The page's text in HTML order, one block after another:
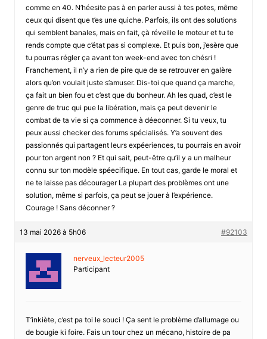
comme en 40. N’héesite pas à en parler aussi à tes potes, même
ceux qui disent que t’es une quiche. Parfois, ils ont des solutions
qui semblent banales, mais en fait, çà réveille le moteur et tu te
rends compte que c’état pas si complexe. Et puis bon, j’esère que
tu pourras régler ça avant ton week-end avec ton chésri !
Franchement, il n’y a rien de pire que de se retrouver en galère
alors qu’on voulait juste s’amuser. Dis-toi que quand ça marche,
ça fait un bien fou et c’est que du bonheur. Ah les quad, c’est le
genre de truc qui pue la libération, mais ça peut devenir le
combat de ta vie si ça commence à déeconner. Si tu veux, tu
peux aussi checker des forums spécialisés. Y’a souvent des
passionnés qui partagent leurs expéeriences, tu pourrais en avoir
pour ton argent non ? Et qui sait, peut-être qu’il y a un malheur
connu sur ton modèle spéecifique. En tout cas, garde le moral et
ne te laisse pas décourager La plupart des problèmes ont une
solution, même si parfois, ça peut se jouer à l’expérience.
Courage ! Sans déconner ?
13 mai 2026 à 5h06 #92103
nerveux_lecteur2005
Participant
T’inkiète, c’est pa toi le souci ! Ça sent le problème d’allumage ou
de bougie ki foire. Fais un tour chez un mécano, histoire de pa